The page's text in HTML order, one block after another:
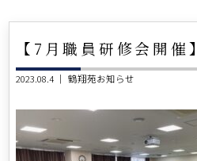
【7月職員研修会開催】
2023.08.4 ｜鶴翔苑お知らせ